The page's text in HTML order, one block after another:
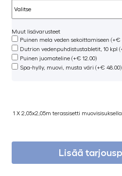
Muut lisävarusteet
Puinen mela veden sekoittamiseen (+€
Dutrion vedenpuhdistustabletit, 10 kpl
Puinen juomateline (+€ 12.00)
Spa-hylly, muovi, musta väri (+€ 48.00)
1 X 2,05x2,05m terassisetti
Lisää